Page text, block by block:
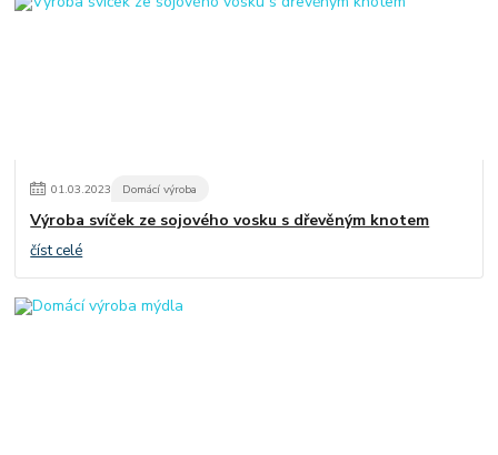
01.03.2023 Domácí výroba
Výroba svíček ze sojového vosku s dřevěným knotem
číst celé